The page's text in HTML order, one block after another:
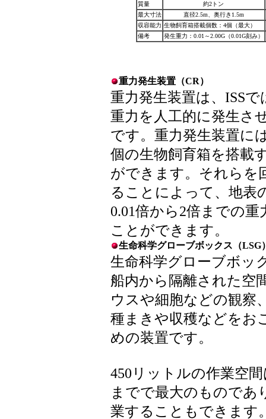
質量
約2トン
最大寸法
直径2.5m、奥行き1.5m
収容能力 生物飼育箱搭載個数：4個（最大）
備考
発生重力：0.01～2.00G（0.01G刻み）
重力発生装置（CR）
重力発生装置は、ISSで
重力を人工的に発生さ
です。重力発生装置に
個の生物飼育箱を搭載
ができます。それらを
ることによって、地表
0.01倍から2倍までの
ことができます。
生命科学グローブボックス（LSG
生命科学グローブボッ
船内から隔離された空
ウスや細胞などの観察
種まきや収穫などをお
めの装置です。
450リットルの作業空
までで最大のものであ
業することもできます